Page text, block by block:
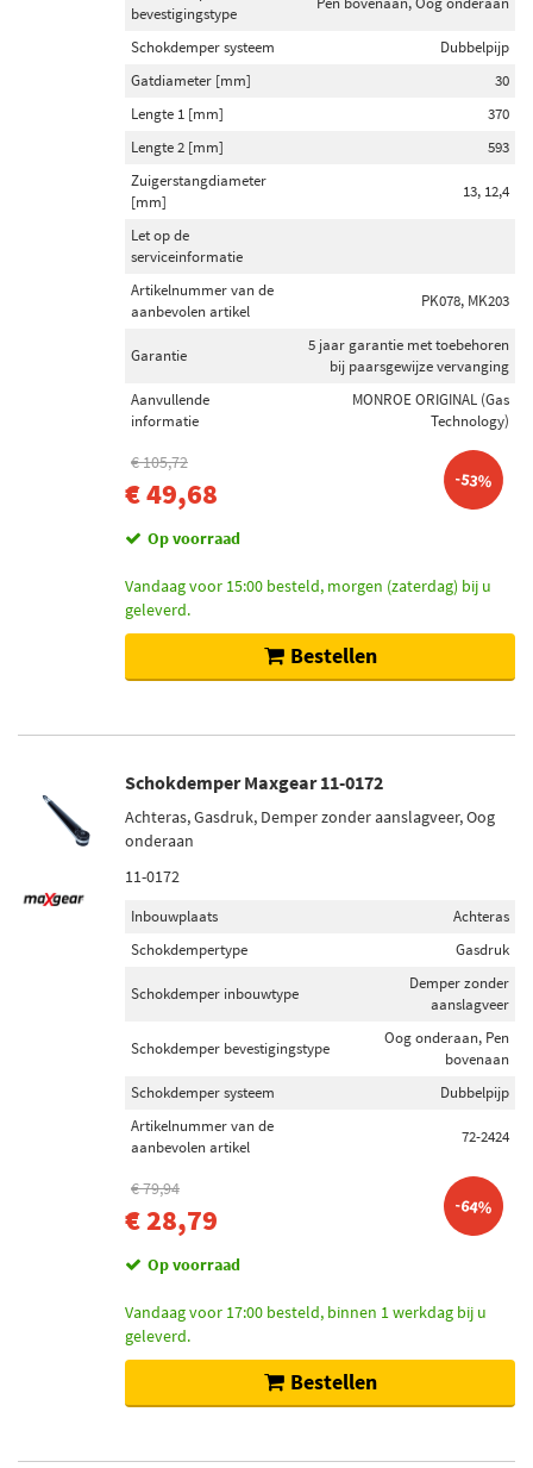
bevestigingstype
Schokdemper systeem
Dubbelpijp
Gatdiameter [mm]
30
Lengte 1 [mm]
370
Lengte 2 [mm]
593
Zuigerstangdiameter
[mm]
13, 12,4
Let op de
serviceinformatie
Artikelnummer van de
aanbevolen artikel
PK078, MK203
Garantie
5 jaar garantie met toebehoren
bij paarsgewijze vervanging
Aanvullende
informatie
MONROE ORIGINAL (Gas
Technology)
€ 105,72
€ 49,68 -53%
Op voorraad
Vandaag voor 15:00 besteld, morgen (zaterdag) bij u
geleverd.
Bestellen
Schokdemper Maxgear 11-0172
Achteras, Gasdruk, Demper zonder aanslagveer, Oog
onderaan
11-0172
Inbouwplaats
Achteras
Schokdempertype
Gasdruk
Schokdemper inbouwtype
Demper zonder
aanslagveer
Schokdemper bevestigingstype
Oog onderaan, Pen
bovenaan
Schokdemper systeem
Dubbelpijp
Artikelnummer van de
aanbevolen artikel
72-2424
€ 79,94
€ 28,79 -64%
Op voorraad
Vandaag voor 17:00 besteld, binnen 1 werkdag bij u
geleverd.
Bestellen